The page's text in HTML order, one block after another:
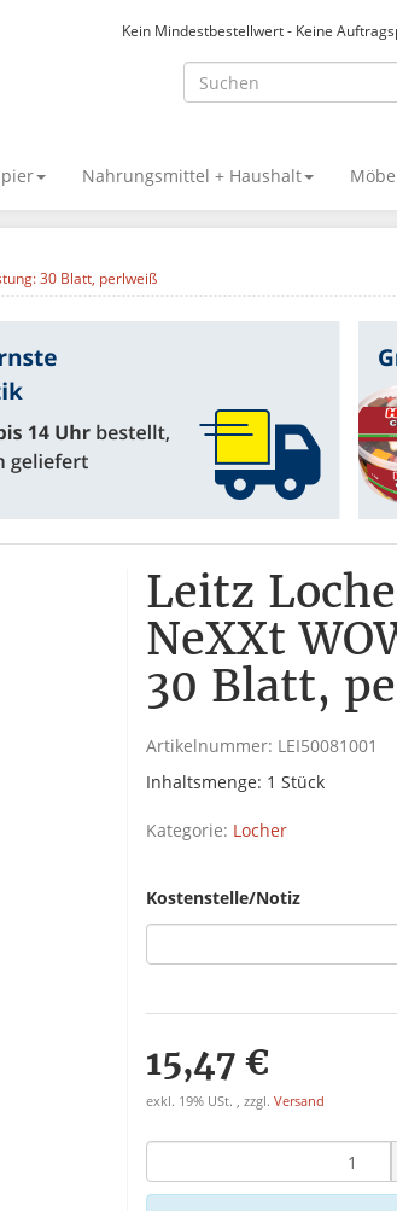
Kein Mindestbestellwert - Keine
Nahrungsmittel + Haushalt
30 Blatt, perlweiß
Leitz
NeXXt
30 Blatt,
Artikelnummer: LEI50081001
Inhaltsmenge: 1 Stück
Kategorie: Locher
Kostenstelle/Notiz
15,47 €
exkl. 19% USt. , zzgl. Versand